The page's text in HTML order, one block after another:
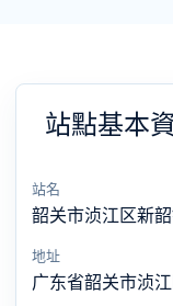
站點基本
站名
韶关市浈江区新
地址
广东省韶关市浈